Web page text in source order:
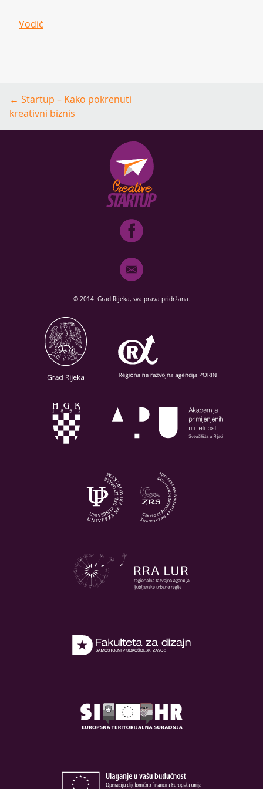
Vodič
Post
navigation
← Startup – Kako pokrenuti
kreativni biznis
© 2014. Grad Rijeka, sva prava pridržana.